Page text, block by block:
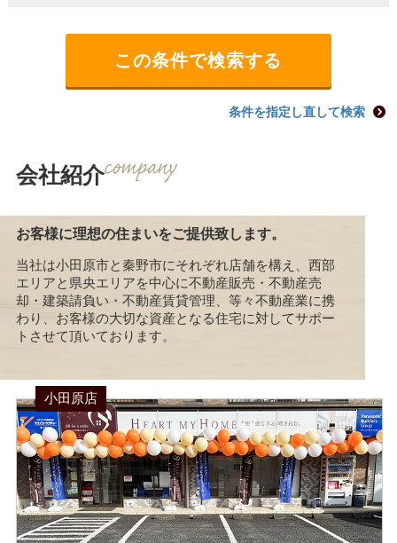
条件を指定し直して検索
会社紹介
お客様に理想の住まいをご提供致します。
当社は小田原市と秦野市にそれぞれ店舗を構え、西部
エリアと県央エリアを中心に不動産販売・不動産売
却・建築請負い・不動産賃貸管理、等々不動産業に携
わり、お客様の大切な資産となる住宅に対してサポー
トさせて頂いております。
小田原店